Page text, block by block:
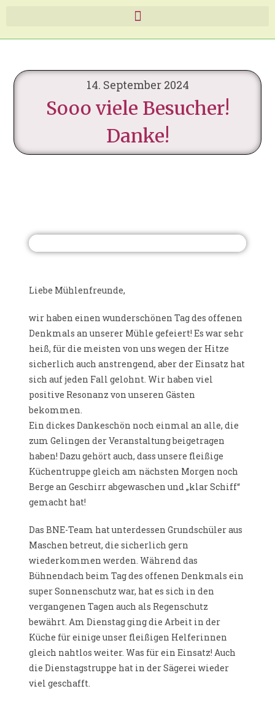
14. September 2024
Sooo viele Besucher!
Danke!
Liebe Mühlenfreunde,
wir haben einen wunderschönen Tag des offenen
Denkmals an unserer Mühle gefeiert! Es war sehr
heiß, für die meisten von uns wegen der Hitze
sicherlich auch anstrengend, aber der Einsatz hat
sich auf jeden Fall gelohnt. Wir haben viel
positive Resonanz von unseren Gästen
bekommen.
Ein dickes Dankeschön noch einmal an alle, die
zum Gelingen der Veranstaltung beigetragen
haben! Dazu gehört auch, dass unsere fleißige
Küchentruppe gleich am nächsten Morgen noch
Berge an Geschirr abgewaschen und „klar Schiff“
gemacht hat!
Das BNE-Team hat unterdessen Grundschüler aus
Maschen betreut, die sicherlich gern
wiederkommen werden. Während das
Bühnendach beim Tag des offenen Denkmals ein
super Sonnenschutz war, hat es sich in den
vergangenen Tagen auch als Regenschutz
bewährt. Am Dienstag ging die Arbeit in der
Küche für einige unser fleißigen Helferinnen
gleich nahtlos weiter. Was für ein Einsatz! Auch
die Dienstagstruppe hat in der Sägerei wieder
viel geschafft.